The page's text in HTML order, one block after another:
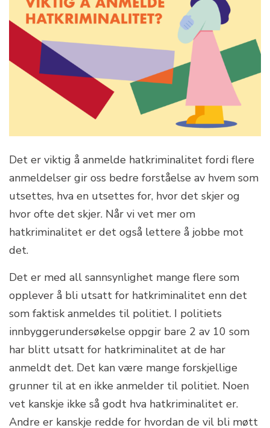
Det er viktig å anmelde hatkriminalitet fordi flere
anmeldelser gir oss bedre forståelse av hvem som
utsettes, hva en utsettes for, hvor det skjer og
hvor ofte det skjer. Når vi vet mer om
hatkriminalitet er det også lettere å jobbe mot
det.
Det er med all sannsynlighet mange flere som
opplever å bli utsatt for hatkriminalitet enn det
som faktisk anmeldes til politiet. I politiets
innbyggerundersøkelse oppgir bare 2 av 10 som
har blitt utsatt for hatkriminalitet at de har
anmeldt det. Det kan være mange forskjellige
grunner til at en ikke anmelder til politiet. Noen
vet kanskje ikke så godt hva hatkriminalitet er.
Andre er kanskje redde for hvordan de vil bli møtt